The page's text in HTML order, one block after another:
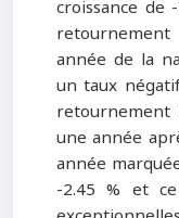
croissance de
année de la
un taux
retournement
une année
année
-2.45 % et